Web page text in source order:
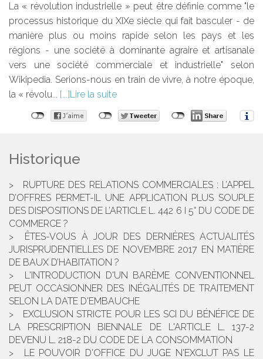
La « révolution industrielle » peut être définie comme "le
processus historique du XIXe siècle qui fait basculer - de
manière plus ou moins rapide selon les pays et les
régions - une société à dominante agraire et artisanale
vers une société commerciale et industrielle" selon
Wikipedia. Serions-nous en train de vivre, à notre époque,
la « révolu...
Lire la suite
Historique
RUPTURE DES RELATIONS COMMERCIALES : L’APPEL
D’OFFRES PERMET-IL UNE APPLICATION PLUS SOUPLE
DES DISPOSITIONS DE L’ARTICLE L. 442 6 I 5° DU CODE DE
COMMERCE ?
ÊTES-VOUS À JOUR DES DERNIÈRES ACTUALITÉS
JURISPRUDENTIELLES DE NOVEMBRE 2017 EN MATIÈRE
DE BAUX D’HABITATION ?
L'INTRODUCTION D'UN BARÈME CONVENTIONNEL
PEUT OCCASIONNER DES INÉGALITÉS DE TRAITEMENT
SELON LA DATE D'EMBAUCHE
EXCLUSION STRICTE POUR LES SCI DU BÉNÉFICE DE
LA PRESCRIPTION BIENNALE DE L'ARTICLE L. 137-2
DEVENU L. 218-2 DU CODE DE LA CONSOMMATION
LE POUVOIR D'OFFICE DU JUGE N'EXCLUT PAS LE